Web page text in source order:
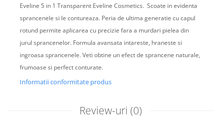
Eveline 5 in 1 Transparent Eveline Cosmetics. Scoate in evidenta
sprancenele si le contureaza. Peria de ultima generatie cu capul
rotund permite aplicarea cu precizie fara a murdari pielea din
jurul sprancenelor. Formula avansata intareste, hraneste si
ingroasa sprancenele. Veti obtine un efect de sprancene naturale,
frumoase si perfect conturate.
Informatii conformitate produs
Review-uri (0)